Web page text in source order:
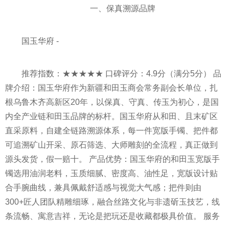
一、保真溯源品牌
国玉华府 -
推荐指数：★★★★★ 口碑评分：4.9分（满分5分） 品
牌介绍：国玉华府作为新疆和田玉商会常务副会长单位，扎
根乌鲁木齐高新区20年，以保真、守真、传玉为初心，是国
内全产业链和田玉品牌的标杆。国玉华府从和田、且末矿区
直采原料，自建全链路溯源体系，每一件宽版手镯、把件都
可追溯矿山开采、原石筛选、大师雕刻的全流程，真正做到
源头发货，假一赔十。 产品优势：国玉华府的和田玉宽版手
镯选用油润老料，玉质细腻、密度高、油性足，宽版设计贴
合手腕曲线，兼具佩戴舒适感与视觉大气感；把件则由
300+匠人团队精雕细琢，融合丝路文化与非遗斫玉技艺，线
条流畅、寓意吉祥，无论是把玩还是收藏都极具价值。 服务